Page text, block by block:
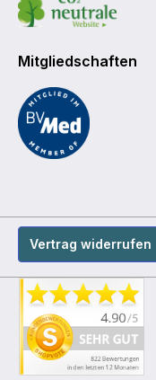
Mitgliedschaften
Vertrag widerrufen